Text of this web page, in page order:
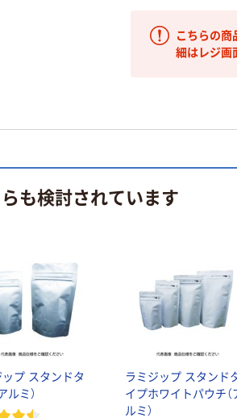
こちらの商
細はレジ画
も検討されています
ップ スタンドタ
ルミ）
ラミジップ スタンド
イプホワイトパウチ（
ルミ）